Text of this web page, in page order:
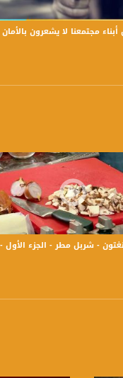
مساواة
- شربل مطر - الجزء